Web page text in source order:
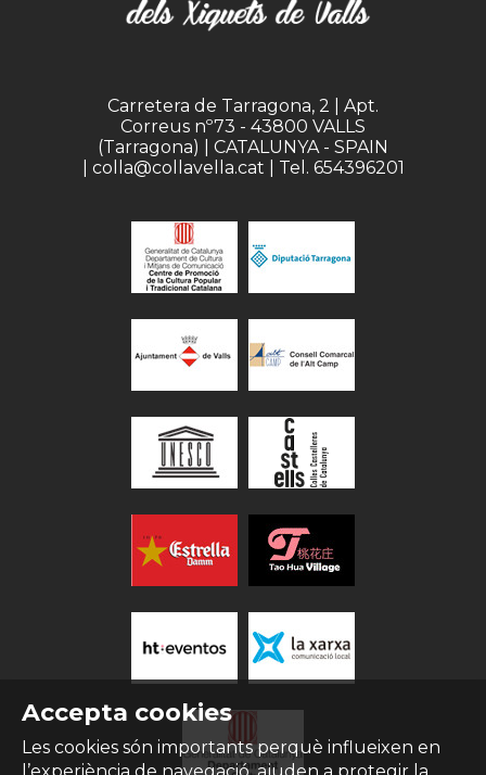
Accepta cookies
Les cookies són importants perquè influeixen en
Carretera de Tarragona, 2 | Apt.
Correus nº73 - 43800 VALLS
(Tarragona) | CATALUNYA - SPAIN
| colla@collavella.cat | Tel. 654396201